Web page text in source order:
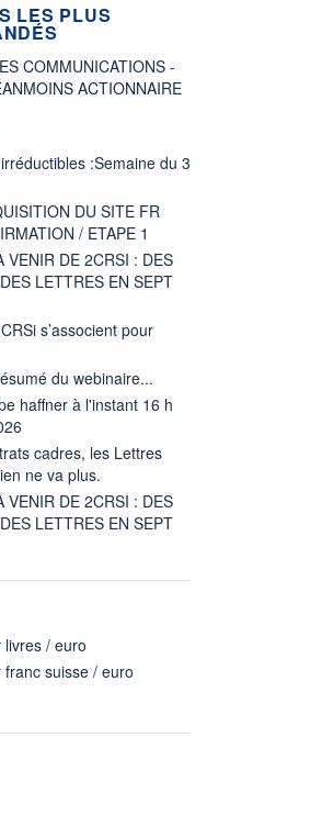
LES PLUS
COMMUNICATIONS -
ACTIONNAIRE
:Semaine du 3
DU SITE FR
/ ETAPE 1
VENIR DE 2CRSI : DES
LETTRES EN SEPT
s’associent pour
du webinaire...
haffner à l'instant 16 h
cadres, les Lettres
ne va plus.
VENIR DE 2CRSI : DES
LETTRES EN SEPT
/ euro
suisse / euro